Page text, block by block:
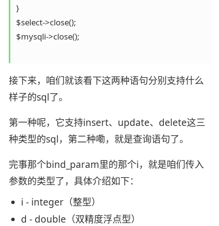
}
$select->close();
$mysqli->close();
接下来，咱们就该看下这两种语句分别支持什么
样子的sql了。
第一种呢，它支持insert、update、delete这三
种类型的sql，第二种嘞，就是查询语句了。
完事那个bind_param里的那个i，就是咱们传入
参数的类型了，具体介绍如下：
i - integer（整型）
d - double（双精度浮点型）